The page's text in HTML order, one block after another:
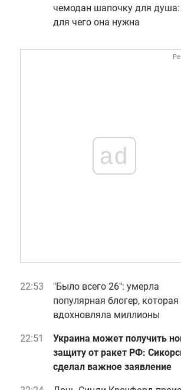
чемодан шапочку для душа:
для чего она нужна
ad
22:53
"Было всего 26": умерла
популярная блогер, которая
вдохновляла миллионы
22:51
Украина может получить
защиту от ракет РФ:
сделал важное заявление